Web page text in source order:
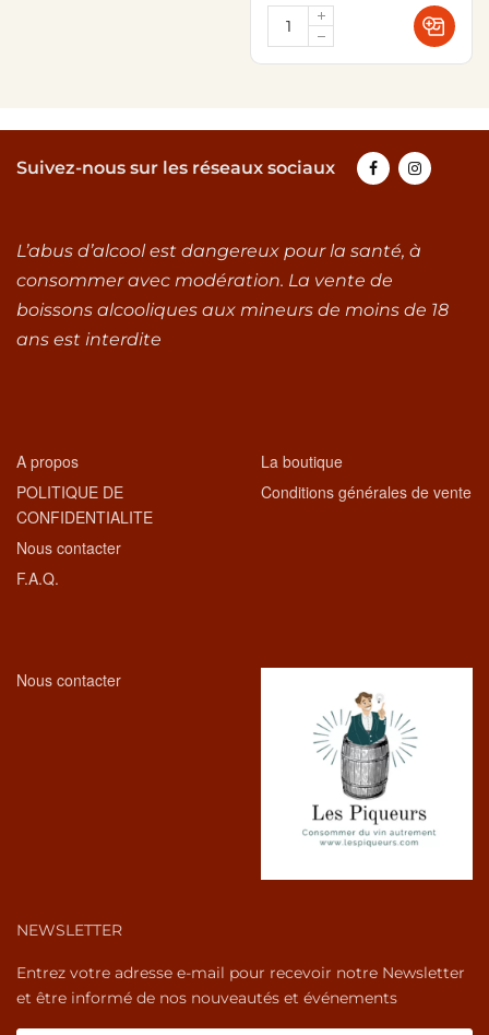
Suivez-nous sur les réseaux sociaux
L’abus d’alcool est dangereux pour la santé, à
consommer avec modération. La vente de
boissons alcooliques aux mineurs de moins de 18
ans est interdite
A propos
POLITIQUE DE
CONFIDENTIALITE
Nous contacter
F.A.Q.
La boutique
Conditions générales de vente
Nous contacter
NEWSLETTER
Entrez votre adresse e-mail pour recevoir notre Newsletter
et être informé de nos nouveautés et événements